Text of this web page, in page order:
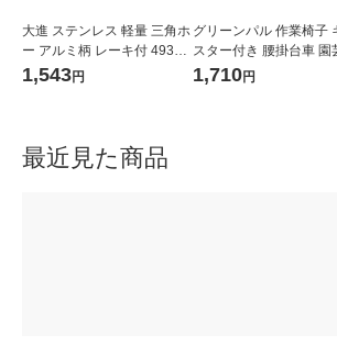
大進 ステンレス 軽量 三角ホ
ー アルミ柄 レーキ付 49397
36502464 1丁（直送品）
1,543円
グリーンパル 作業椅子
スター付き 腰掛台車 園
ute 1個
1,710円
最近見た商品